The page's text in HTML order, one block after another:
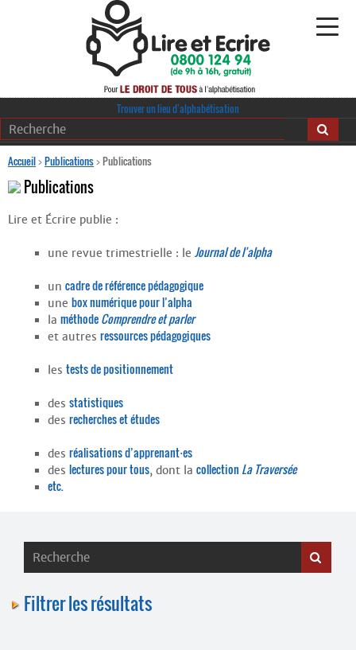
Alphabétisation
Agir pour l’alpha
Trouver un lieu d’alphabétisation
Accueil>Publications>Publications
Publications
Lire et Écrire publie :
une revue trimestrielle : le Journal de l’alpha
un cadre de référence pédagogique
une box numérique pour l’alpha
la méthodeComprendre et parler
et autres ressources pédagogiques
les tests de positionnement
des statistiques
des recherches et études
des réalisations d’apprenant⋅es
des lectures pour tous, dont la collection La Traversée
etc.
Filtrer les résultats